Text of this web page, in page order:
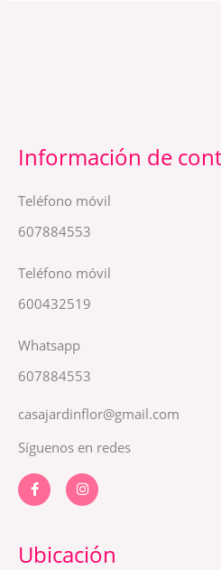
Información de
Teléfono móvil
607884553
Teléfono móvil
600432519
Whatsapp
607884553
casajardinflor@gmail.com
Síguenos en redes
F
a
c
o
o
I
n
s
g
r
Ubicación